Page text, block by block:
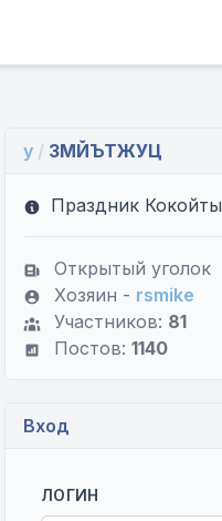
y / ЗМЙЪТЖУЦ
Праздник Кокойты
Открытый уголок
Хозяин - rsmike
Участников: 81
Постов: 1140
Вход
ЛОГИН